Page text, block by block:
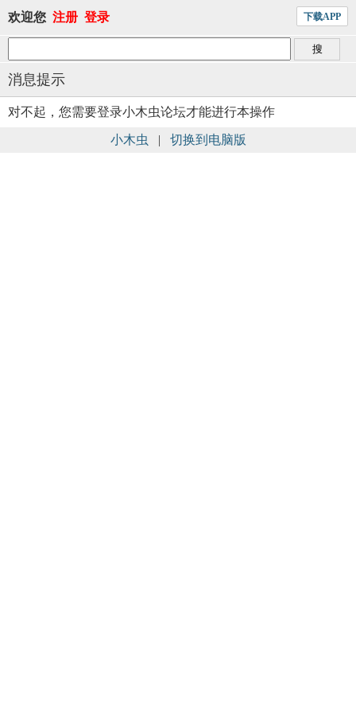
欢迎您 注册 登录 下载APP
消息提示
对不起，您需要登录小木虫论坛才能进行本操作
小木虫 | 切换到电脑版